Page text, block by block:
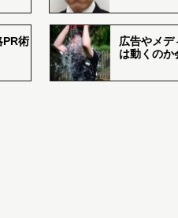
PR術
広告やメデ
は動くのか